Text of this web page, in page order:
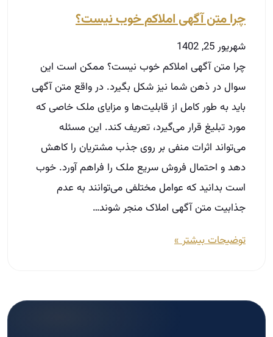
چرا متن آگهی املاکم خوب نیست؟
شهریور 25, 1402
چرا متن آگهی املاکم خوب نیست؟ ممکن است این
سوال در ذهن شما نیز شکل بگیرد. در واقع متن آگهی
باید به طور کامل از قابلیت‌ها و مزایای ملک خاصی که
مورد تبلیغ قرار می‌گیرد، تعریف کند. این مسئله
می‌تواند اثرات منفی‌ بر روی جذب مشتریان را کاهش
دهد و احتمال فروش سریع ملک را فراهم آورد. خوب
است بدانید که عوامل مختلفی می‌توانند به عدم
جذابیت متن آگهی املاک منجر شوند…
توضیحات بیشتر »